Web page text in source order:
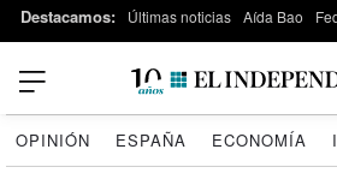
Destacamos: Últimas noticias Aída Bao
OPINIÓN ESPAÑA ECONOMÍA